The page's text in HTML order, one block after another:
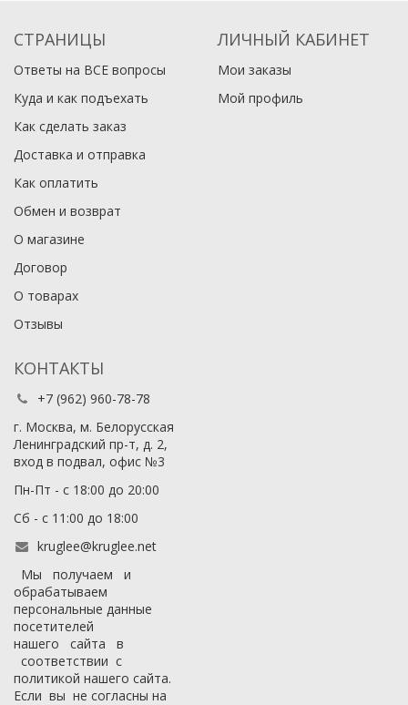
СТРАНИЦЫ
Ответы на ВСЕ вопросы
Куда и как подъехать
Как сделать заказ
Доставка и отправка
Как оплатить
Обмен и возврат
О магазине
Договор
О товарах
Отзывы
ЛИЧНЫЙ КАБИНЕТ
Мои заказы
Мой профиль
КОНТАКТЫ
+7 (962) 960-78-78
г. Москва, м. Белорусская
Ленинградский пр-т, д. 2,
вход в подвал, офис №3
Пн-Пт - с 18:00 до 20:00
Сб - с 11:00 до 18:00
kruglee@kruglee.net
Мы получаем и
обрабатываем
персональные данные
посетителей
нашего сайта в
соответствии с
политикой нашего сайта.
Если вы не согласны на